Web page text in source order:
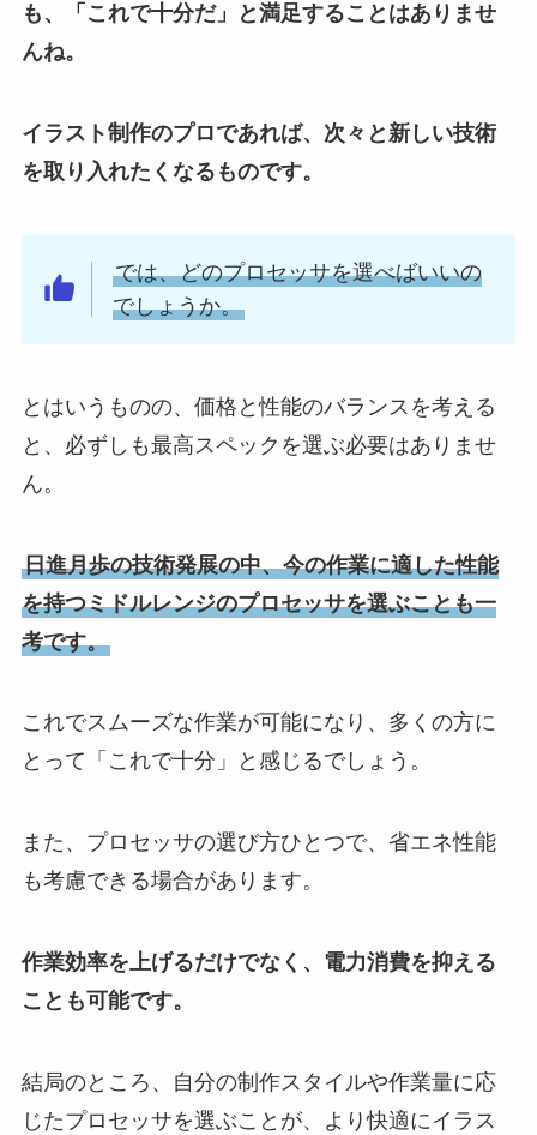
も、「これで十分だ」と満足することはありませ
んね。
イラスト制作のプロであれば、次々と新しい技術
を取り入れたくなるものです。
では、どのプロセッサを選べばいいの
でしょうか。
とはいうものの、価格と性能のバランスを考える
と、必ずしも最高スペックを選ぶ必要はありませ
ん。
日進月歩の技術発展の中、今の作業に適した性能
を持つミドルレンジのプロセッサを選ぶことも一
考です。
これでスムーズな作業が可能になり、多くの方に
とって「これで十分」と感じるでしょう。
また、プロセッサの選び方ひとつで、省エネ性能
も考慮できる場合があります。
作業効率を上げるだけでなく、電力消費を抑える
ことも可能です。
結局のところ、自分の制作スタイルや作業量に応
じたプロセッサを選ぶことが、より快適にイラス